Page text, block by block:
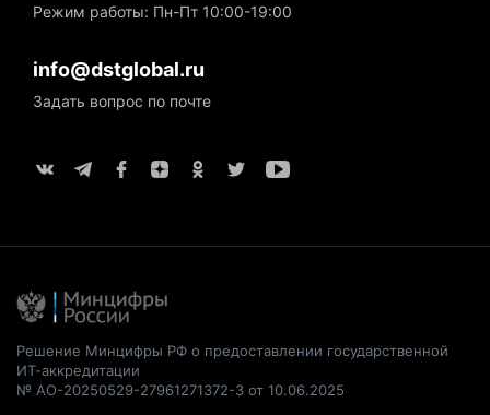
Режим работы: Пн-Пт 10:00-19:00
info@dstglobal.ru
Задать вопрос по почте
Решение Минцифры РФ о предоставлении государственной
ИТ-аккредитации
№ АО-20250529-27961271372-3 от 10.06.2025